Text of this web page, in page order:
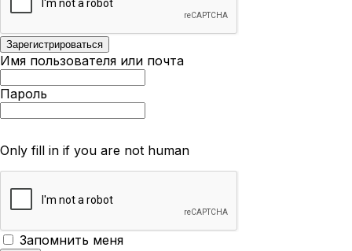
Имя пользователя или почта
Пароль
Only fill in if you are not human
Запомнить меня